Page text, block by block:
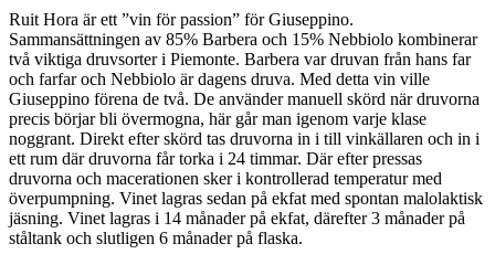
Ruit Hora är ett ”vin för passion” för Giuseppino.
Sammansättningen av 85% Barbera och 15% Nebbiolo kombinerar
två viktiga druvsorter i Piemonte. Barbera var druvan från hans far
och farfar och Nebbiolo är dagens druva. Med detta vin ville
Giuseppino förena de två. De använder manuell skörd när druvorna
precis börjar bli övermogna, här går man igenom varje klase
noggrant. Direkt efter skörd tas druvorna in i till vinkällaren och in i
ett rum där druvorna får torka i 24 timmar. Där efter pressas
druvorna och macerationen sker i kontrollerad temperatur med
överpumpning. Vinet lagras sedan på ekfat med spontan malolaktisk
jäsning. Vinet lagras i 14 månader på ekfat, därefter 3 månader på
ståltank och slutligen 6 månader på flaska.